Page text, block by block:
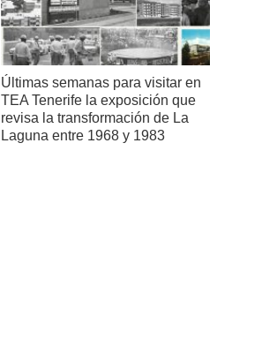
Últimas semanas para visitar en
TEA Tenerife la exposición que
revisa la transformación de La
Laguna entre 1968 y 1983